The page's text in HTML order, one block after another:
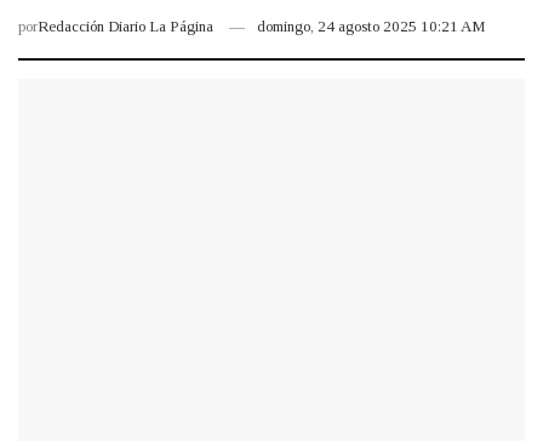
porRedacción Diario La Página domingo, 24 agosto 2025 10:21 AM